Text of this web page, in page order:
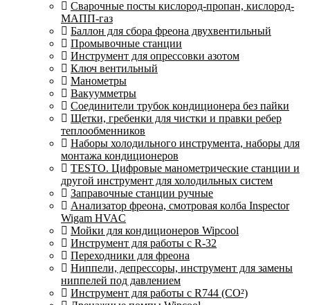
Сварочные посты кислород-пропан, кислород-
МАПП-газ
Баллон для сбора фреона двухвентильный
Промывочные станции
Инструмент для опрессовки азотом
Ключ вентильный
Манометры
Вакуумметры
Соединители трубок кондиционера без пайки
Щетки, гребенки для чистки и правки ребер
теплообменников
Наборы холодильного инструмента, наборы для
монтажа кондиционеров
TESTO. Цифровые манометрические станции и
другой инструмент для холодильных систем
Заправочные станции ручные
Анализатор фреона, смотровая колба Inspector
Wigam HVAC
Мойки для кондиционеров Wipcool
Инструмент для работы с R-32
Переходники для фреона
Ниппели, депрессоры, инструмент для замены
ниппелей под давлением
Инструмент для работы с R744 (CO²)